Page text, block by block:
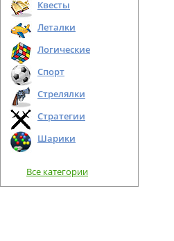
Квесты
Леталки
Логические
Спорт
Стрелялки
Стратегии
Шарики
Все категории